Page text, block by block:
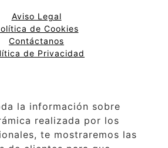
Aviso Legal
de Cookies
Contáctanos
de Privacidad
la información sobre
realizada por los
te mostraremos las